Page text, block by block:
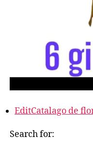
EditCatalago de
Search for: